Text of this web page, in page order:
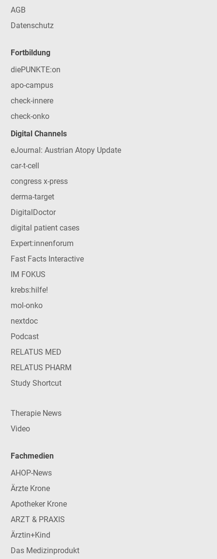
AGB
Datenschutz
Fortbildung
diePUNKTE:on
apo-campus
check-innere
check-onko
Digital Channels
eJournal: Austrian Atopy Update
car-t-cell
congress x-press
derma-target
DigitalDoctor
digital patient cases
Expert:innenforum
Fast Facts Interactive
IM FOKUS
krebs:hilfe!
mol-onko
nextdoc
Podcast
RELATUS MED
RELATUS PHARM
Study Shortcut
Therapie News
Video
Fachmedien
AHOP-News
Ärzte Krone
Apotheker Krone
ARZT & PRAXIS
Ärztin+Kind
Das Medizinprodukt